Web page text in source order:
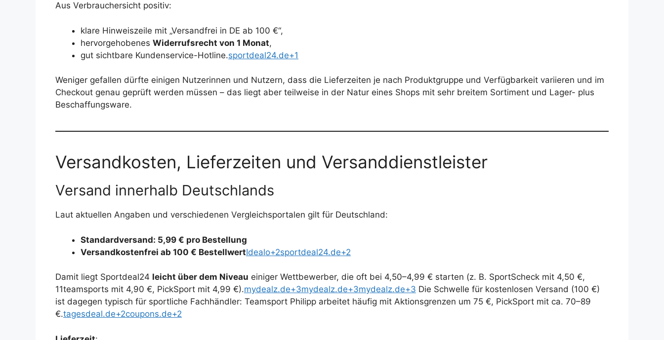
Aus Verbrauchersicht positiv:
klare Hinweiszeile mit „Versandfrei in DE ab 100 €“,
hervorgehobenes Widerrufsrecht von 1 Monat,
gut sichtbare Kundenservice-Hotline.sportdeal24.de+1
Weniger gefallen dürfte einigen Nutzerinnen und Nutzern, dass die Lieferzeiten je nach Produktgruppe und Verfügbarkeit variieren und im
Checkout genau geprüft werden müssen – das liegt aber teilweise in der Natur eines Shops mit sehr breitem Sortiment und Lager- plus
Beschaffungsware.
Versandkosten, Lieferzeiten und Versanddienstleister
Versand innerhalb Deutschlands
Laut aktuellen Angaben und verschiedenen Vergleichsportalen gilt für Deutschland:
Standardversand: 5,99 € pro Bestellung
Versandkostenfrei ab 100 € BestellwertIdealo+2sportdeal24.de+2
Damit liegt Sportdeal24 leicht über dem Niveau einiger Wettbewerber, die oft bei 4,50–4,99 € starten (z. B. SportScheck mit 4,50 €,
11teamsports mit 4,90 €, PickSport mit 4,99 €).mydealz.de+3mydealz.de+3mydealz.de+3 Die Schwelle für kostenlosen Versand (100 €)
ist dagegen typisch für sportliche Fachhändler: Teamsport Philipp arbeitet häufig mit Aktionsgrenzen um 75 €, PickSport mit ca. 70–89
€.tagesdeal.de+2coupons.de+2